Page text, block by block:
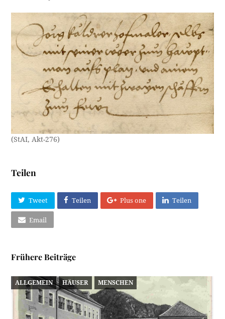
(StAI, Akt-276)
Teilen
Tweet Teilen Plus one Teilen
Email
Frühere Beiträge
ALLGEMEIN HÄUSER MENSCHEN